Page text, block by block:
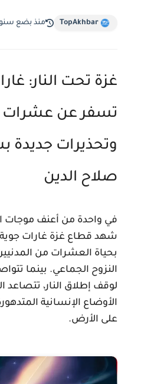
TopAkhbar منذ بضع
غزة تحت النار:
تسفر عن عشرات
وتحذيرات جديدة
صلاح الدين
في واحدة من أعنف موجات
شهد قطاع غزة غارات جوية
بحياة العشرات من
النزوح الجماعي. بينما
لوقف إطلاق النار، تتصاعد
الأوضاع الإنسانية
على الأرض.